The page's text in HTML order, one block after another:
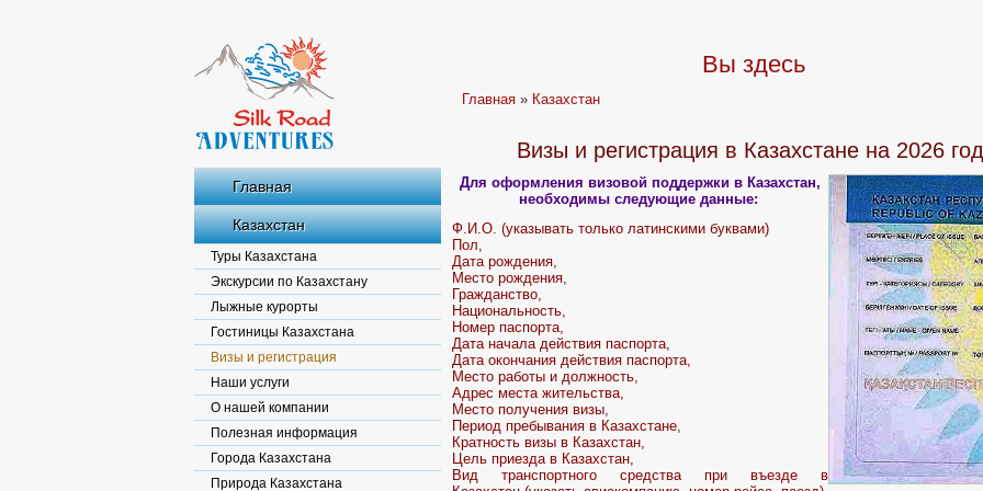
Главная
Казахстан
Туры Казахстана
Экскурсии по Казахстану
Лыжные курорты
Гостиницы Казахстана
Визы и регистрация
Наши услуги
О нашей компании
Полезная информация
Города Казахстана
Природа Казахстана
Вы здесь
Главная » Казахстан
Визы и регистрация в Казахстане на 2026
Для оформления визовой поддержки в Казахстан,
необходимы следующие данные:
Ф.И.О. (указывать только латинскими буквами)
Пол,
Дата рождения,
Место рождения,
Гражданство,
Национальность,
Номер паспорта,
Дата начала действия паспорта,
Дата окончания действия паспорта,
Место работы и должность,
Адрес места жительства,
Место получения визы,
Период пребывания в Казахстане,
Кратность визы в Казахстан,
Цель приезда в Казахстан,
Вид транспортного средства при въезде в